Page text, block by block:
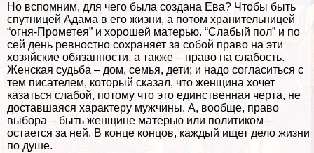
Но вспомним, для чего была создана Ева? Чтобы быть
спутницей Адама в его жизни, а потом хранительницей
“огня-Прометея” и хорошей матерью. “Слабый пол” и по
сей день ревностно сохраняет за собой право на эти
хозяйские обязанности, а также – право на слабость.
Женская судьба – дом, семья, дети; и надо согласиться с
тем писателем, который сказал, что женщина хочет
казаться слабой, потому что это единственная черта, не
доставшаяся хаpaктеру мужчины. А, вообще, право
выбора – быть женщине матерью или политиком –
остается за ней. В конце концов, каждый ищет дело жизни
по душе.